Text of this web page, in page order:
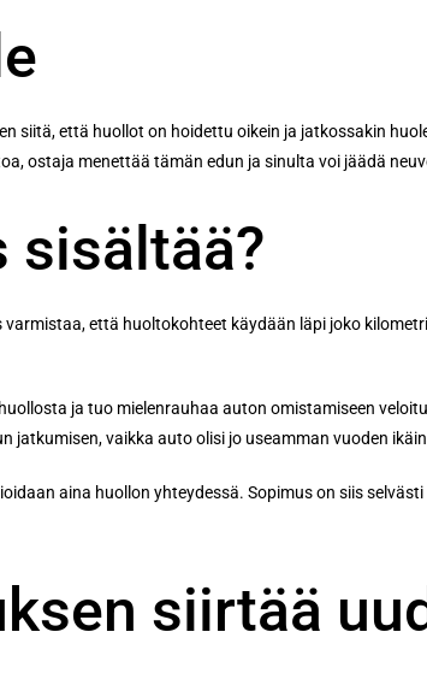
siitä, että huollot on hoidettu oikein ja jatkossakin
ostaja menettää tämän edun ja sinulta voi jäädä
sisältää?
että huoltokohteet käydään läpi joko
ja tuo mielenrauhaa auton omistamiseen
vaikka auto olisi jo useamman vuoden
aina huollon yhteydessä. Sopimus on siis
siirtää